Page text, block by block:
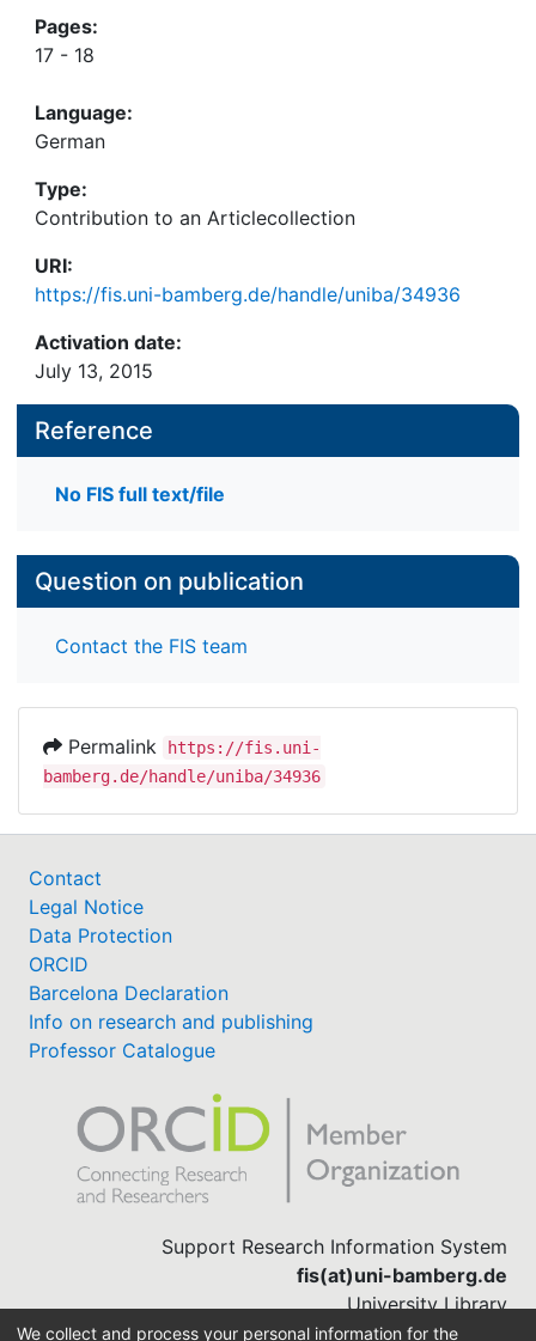
Pages:
17 - 18
Language:
German
Type:
Contribution to an Articlecollection
URI:
https://fis.uni-bamberg.de/handle/uniba/34936
Activation date:
July 13, 2015
Reference
No FIS full text/file
Question on publication
Contact the FIS team
Permalink
https://fis.uni-
bamberg.de/handle/uniba/34936
Contact
Legal Notice
Data Protection
ORCID
Barcelona Declaration
Info on research and publishing
Professor Catalogue
Support Research Information System
fis(at)uni-bamberg.de
University Library
(0951) 863-1568
We collect and process your personal information for the